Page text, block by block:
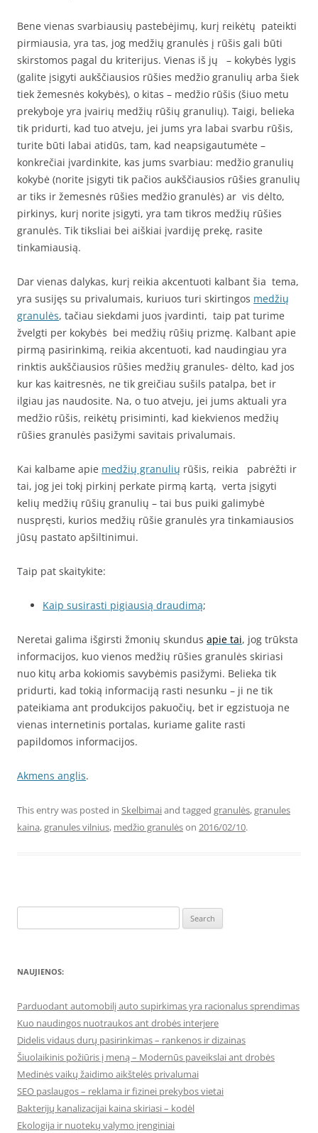
Bene vienas svarbiausių pastebėjimų, kurį reikėtų pateikti
pirmiausia, yra tas, jog medžių granulės į rūšis gali būti
skirstomos pagal du kriterijus. Vienas iš jų – kokybės lygis
(galite įsigyti aukščiausios rūšies medžio granulių arba šiek
tiek žemesnės kokybės), o kitas – medžio rūšis (šiuo metu
prekyboje yra įvairių medžių rūšių granulių). Taigi, belieka
tik pridurti, kad tuo atveju, jei jums yra labai svarbu rūšis,
turite būti labai atidūs, tam, kad neapsigautumėte –
konkrečiai įvardinkite, kas jums svarbiau: medžio granulių
kokybė (norite įsigyti tik pačios aukščiausios rūšies granulių
ar tiks ir žemesnės rūšies medžio granulės) ar vis dėlto,
pirkinys, kurį norite įsigyti, yra tam tikros medžių rūšies
granulės. Tik tiksliai bei aiškiai įvardiję prekę, rasite
tinkamiausią.
Dar vienas dalykas, kurį reikia akcentuoti kalbant šia tema,
yra susijęs su privalumais, kuriuos turi skirtingos medžių
granulės, tačiau siekdami juos įvardinti, taip pat turime
žvelgti per kokybės bei medžių rūšių prizmę. Kalbant apie
pirmą pasirinkimą, reikia akcentuoti, kad naudingiau yra
rinktis aukščiausios rūšies medžių granules- dėlto, kad jos
kur kas kaitresnės, ne tik greičiau sušils patalpa, bet ir
ilgiau jas naudosite. Na, o tuo atveju, jei jums aktuali yra
medžio rūšis, reikėtų prisiminti, kad kiekvienos medžių
rūšies granulės pasižymi savitais privalumais.
Kai kalbame apie medžių granulių rūšis, reikia pabrėžti ir
tai, jog jei tokį pirkinį perkate pirmą kartą, verta įsigyti
kelių medžių rūšių granulių – tai bus puiki galimybė
nuspręsti, kurios medžių rūšie granulės yra tinkamiausios
jūsų pastato apšiltinimui.
Taip pat skaitykite:
Kaip susirasti pigiausią draudimą;
Neretai galima išgirsti žmonių skundus apie tai, jog trūksta
informacijos, kuo vienos medžių rūšies granulės skiriasi
nuo kitų arba kokiomis savybėmis pasižymi. Belieka tik
pridurti, kad tokią informaciją rasti nesunku – ji ne tik
pateikiama ant produkcijos pakuočių, bet ir egzistuoja ne
vienas internetinis portalas, kuriame galite rasti
papildomos informacijos.
Akmens anglis.
This entry was posted in Skelbimaiand tagged granulės,granules
kaina,granules vilnius, medžio granulėson 2016/02/10.
for:
NAUJIENOS:
Parduodant automobilį auto supirkimas yra racionalus sprendimas
Kuo naudingos nuotraukos ant drobės interjere
Didelis vidaus durų pasirinkimas – rankenos ir dizainas
Šiuolaikinis požiūris į meną – Modernūs paveikslai ant drobės
Medinės vaikų žaidimo aikštelės privalumai
SEO paslaugos – reklama ir fizinei prekybos vietai
Bakterijų kanalizacijai kaina skiriasi – kodėl
Ekologija ir nuotekų valymo įrenginiai